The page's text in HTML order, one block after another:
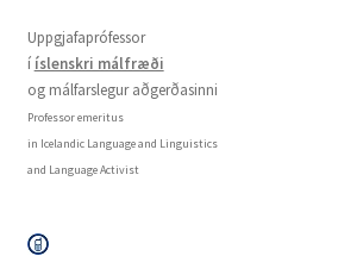
Uppgjafaprófessor
í íslenskri málfræði
og málfarslegur aðgerðasinni
Professor emeritus
in Icelandic Language and Linguistics
and Language Activist